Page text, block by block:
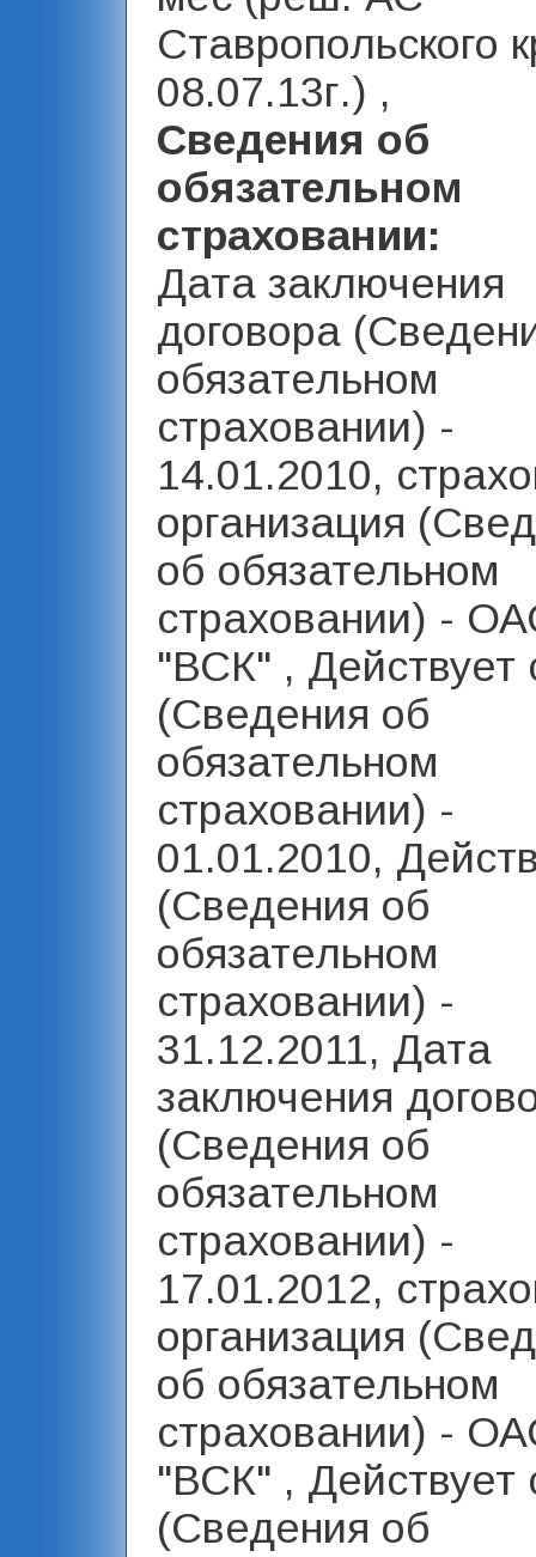
Ставропольского
08.07.13г.) ,
Сведения об
обязательном
страховании:
Дата заключения
договора
обязательном
страховании) -
14.01.2010,
организация
об обязательном
страховании) -
"ВСК" , Действует
(Сведения об
обязательном
страховании) -
01.01.2010,
(Сведения об
обязательном
страховании) -
31.12.2011, Дата
заключения
(Сведения об
обязательном
страховании) -
17.01.2012,
организация
об обязательном
страховании) -
"ВСК" , Действует
(Сведения об